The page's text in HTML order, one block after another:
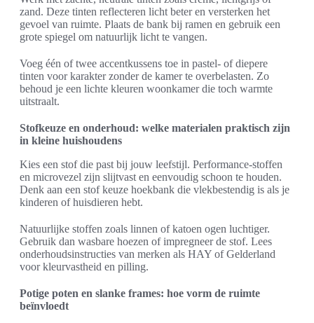
zand. Deze tinten reflecteren licht beter en versterken het
gevoel van ruimte. Plaats de bank bij ramen en gebruik een
grote spiegel om natuurlijk licht te vangen.
Voeg één of twee accentkussens toe in pastel- of diepere
tinten voor karakter zonder de kamer te overbelasten. Zo
behoud je een lichte kleuren woonkamer die toch warmte
uitstraalt.
Stofkeuze en onderhoud: welke materialen praktisch zijn
in kleine huishoudens
Kies een stof die past bij jouw leefstijl. Performance-stoffen
en microvezel zijn slijtvast en eenvoudig schoon te houden.
Denk aan een stof keuze hoekbank die vlekbestendig is als je
kinderen of huisdieren hebt.
Natuurlijke stoffen zoals linnen of katoen ogen luchtiger.
Gebruik dan wasbare hoezen of impregneer de stof. Lees
onderhoudsinstructies van merken als HAY of Gelderland
voor kleurvastheid en pilling.
Potige poten en slanke frames: hoe vorm de ruimte
beïnvloedt